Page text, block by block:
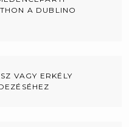
A DUBLINO
VAGY ERKÉLY